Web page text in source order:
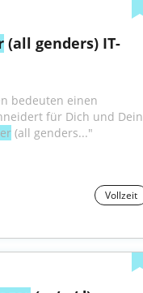
(all genders) IT-
bedeuten einen
für Dich und Dein
(all genders..."
Vollzeit